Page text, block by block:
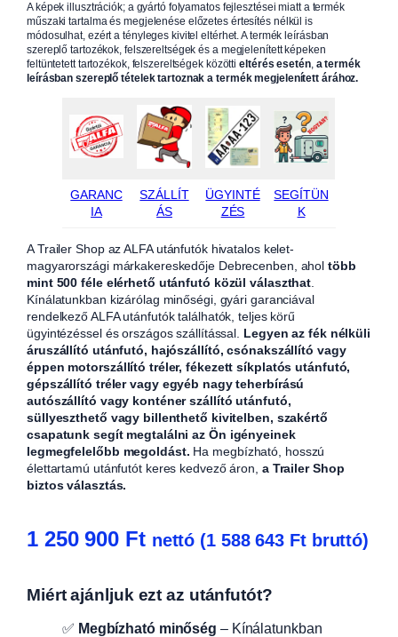
A képek illusztrációk; a gyártó folyamatos fejlesztései miatt a termék
műszaki tartalma és megjelenése előzetes értesítés nélkül is
módosulhat, ezért a tényleges kivitel eltérhet. A termék leírásban
szereplő tartozékok, felszereltségek és a megjelenített képeken
feltüntetett tartozékok, felszereltségek közöttieltérés esetén, a termék
leírásban szereplő tételek tartoznak a termék megjelenített árához.
GARANC
IA
SZÁLLÍT
ÁS
ÜGYINTÉ
ZÉS
SEGÍTÜN
K
A Trailer Shop az ALFA utánfutók hivatalos kelet-
magyarországi márkakereskedője Debrecenben, aholtöbb
mint 500 féle elérhető utánfutó közül választhat
Kínálatunkban kizárólag minőségi, gyári garanciával
rendelkező ALFA utánfutók találhatók, teljes körű
ügyintézéssel és országos szállítással. Legyen az fék nélküli
áruszállító utánfutó, hajószállító, csónakszállító vagy
éppen motorszállító tréler, fékezett síkplatós utánfutó,
gépszállító tréler vagy egyéb nagy teherbírású
autószállító vagy konténer szállító utánfutó,
süllyeszthető vagy billenthető kivitelben, szakértő
csapatunk segít megtalálni az Ön igényeinek
legmegfelelőbb megoldást. Ha megbízható, hosszú
élettartamú utánfutót keres kedvező áron, a Trailer Shop
biztos választás.
1 250 900 Ft nettó (1 588 643 Ftbruttó)
Miért ajánljuk ezt az utánfutót?
✅ Megbízható minőség – Kínálatunkban